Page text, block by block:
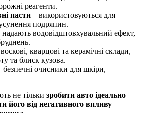
реагенти.
пасти – використовуються для
подряпин.
надають водовідштовхувальний ефект,
кварцові та керамічні склади,
та блиск кузова.
безпечні очисники для шкіри,
не тільки зробити авто ідеально
його від негативного впливу